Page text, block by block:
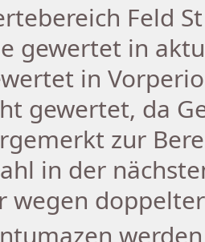
Feld
gewertet in
in
gewertet, da
zur
in der
wegen